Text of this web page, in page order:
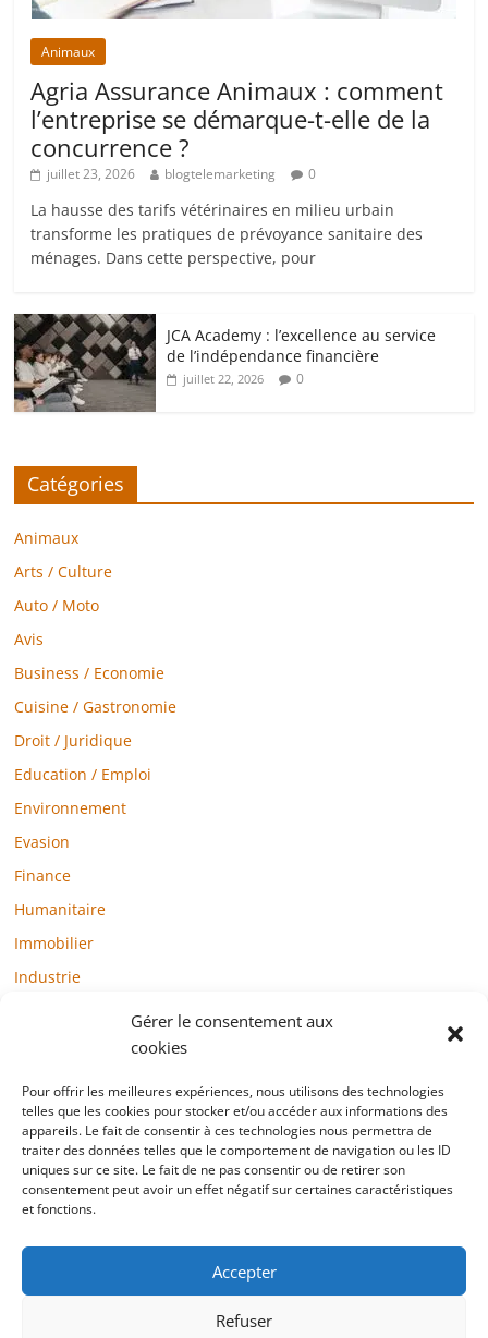
Gérer le consentement aux
cookies
Pour offrir les meilleures expériences, nous utilisons des technologies
telles que les cookies pour stocker et/ou accéder aux informations des
appareils. Le fait de consentir à ces technologies nous permettra de
traiter des données telles que le comportement de navigation ou les ID
uniques sur ce site. Le fait de ne pas consentir ou de retirer son
consentement peut avoir un effet négatif sur certaines caractéristiques
et fonctions.
Accepter
Refuser
Animaux
Agria Assurance Animaux : comment
l’entreprise se démarque-t-elle de la
concurrence ?
juillet 23, 2026 blogtelemarketing 0
La hausse des tarifs vétérinaires en milieu urbain
transforme les pratiques de prévoyance sanitaire des
ménages. Dans cette perspective, pour
JCA Academy : l’excellence au service
de l’indépendance financière
juillet 22, 2026 0
Catégories
Animaux
Arts / Culture
Auto / Moto
Avis
Business / Economie
Cuisine / Gastronomie
Droit / Juridique
Education / Emploi
Environnement
Evasion
Finance
Humanitaire
Immobilier
Industrie
Mode / Beauté / Bien-être
Santé
Société
Sports
Technologie / Internet